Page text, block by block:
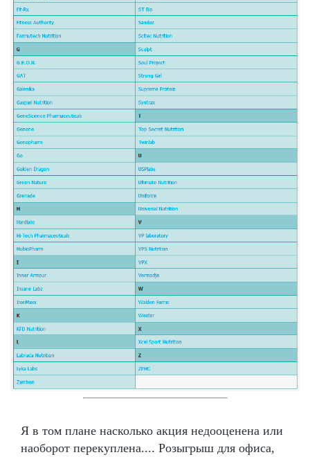
Я в том плане насколько акция недооценена или
наоборот перекуплена.... Розыгрыш для офиса,